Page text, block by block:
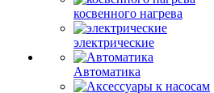
косвенного нагрева
электрические
Автоматика